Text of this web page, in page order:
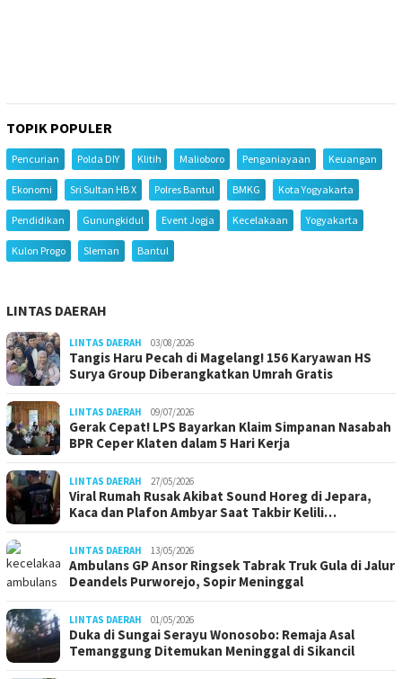
TOPIK POPULER
Pencurian Polda DIY Klitih Malioboro Penganiayaan Keuangan
Ekonomi Sri Sultan HB X Polres Bantul BMKG Kota Yogyakarta
Pendidikan Gunungkidul Event Jogja Kecelakaan Yogyakarta
Kulon Progo Sleman Bantul
LINTAS DAERAH
LINTAS DAERAH 03/08/2026
Tangis Haru Pecah di Magelang! 156 Karyawan HS
Surya Group Diberangkatkan Umrah Gratis
LINTAS DAERAH 09/07/2026
Gerak Cepat! LPS Bayarkan Klaim Simpanan Nasabah
BPR Ceper Klaten dalam 5 Hari Kerja
LINTAS DAERAH 27/05/2026
Viral Rumah Rusak Akibat Sound Horeg di Jepara,
Kaca dan Plafon Ambyar Saat Takbir Kelili…
LINTAS DAERAH 13/05/2026
Ambulans GP Ansor Ringsek Tabrak Truk Gula di Jalur
Deandels Purworejo, Sopir Meninggal
LINTAS DAERAH 01/05/2026
Duka di Sungai Serayu Wonosobo: Remaja Asal
Temanggung Ditemukan Meninggal di Sikancil